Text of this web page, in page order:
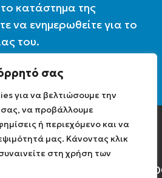
σας
για να βελτιώσουμε την
σας, να προβάλλουμε
ή περιεχόμενο και να
μας. Κάνοντας κλικ
στη χρήση των
κατάστημα της
να ενημερωθείτε για το
του.
: 07:30 – 16:00
Αρ. Γ.Ε.ΜΗ: